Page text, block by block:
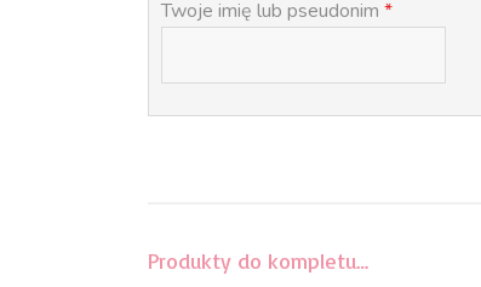
Twoje imię lub pseudonim *
Produkty do kompletu…